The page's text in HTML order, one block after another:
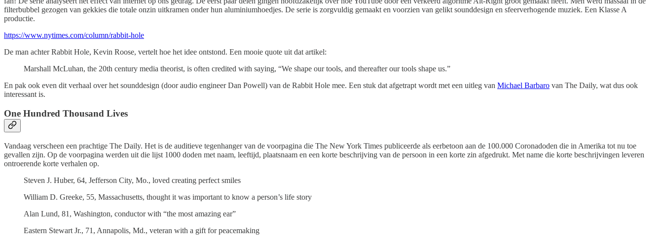
filterbubbel gezogen van gekkies die totale onzin uitkramen onder hun aluminiumhoedjes. De serie is zorgvuldig gemaakt en voorzien van gelikt sounddesign en sfeerverhogende muziek. Een Klasse A
productie.
https://www.nytimes.com/column/rabbit-hole
De man achter Rabbit Hole, Kevin Roose, vertelt hoe het idee ontstond. Een mooie quote uit dat artikel:
Marshall McLuhan, the 20th century media theorist, is often credited with saying, “We shape our tools, and thereafter our tools shape us.”
En pak ook even dit verhaal over het sounddesign (door audio engineer Dan Powell) van de Rabbit Hole mee. Een stuk dat afgetrapt wordt met een uitleg van Michael Barbaro van The Daily, wat dus ook
interessant is.
One Hundred Thousand Lives
Vandaag verscheen een prachtige The Daily. Het is de auditieve tegenhanger van de voorpagina die The New York Times publiceerde als eerbetoon aan de 100.000 Coronadoden die in Amerika tot nu toe
gevallen zijn. Op de voorpagina werden uit die lijst 1000 doden met naam, leeftijd, plaatsnaam en een korte beschrijving van de persoon in een korte zin afgedrukt. Met name die korte beschrijvingen leveren
ontroerende korte verhalen op.
Steven J. Huber, 64, Jefferson City, Mo., loved creating perfect smiles
William D. Greeke, 55, Massachusetts, thought it was important to know a person’s life story
Alan Lund, 81, Washington, conductor with “the most amazing ear”
Eastern Stewart Jr., 71, Annapolis, Md., veteran with a gift for peacemaking